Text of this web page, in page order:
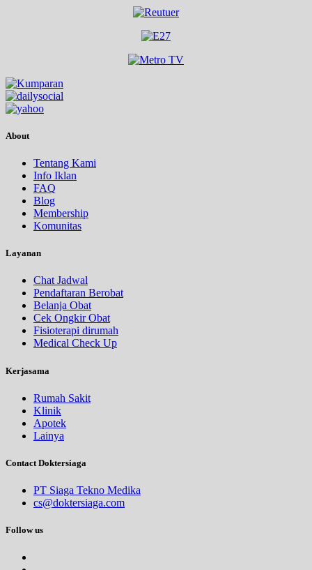
About
Tentang Kami
Info Iklan
FAQ
Blog
Membership
Komunitas
Layanan
Chat Jadwal
Pendaftaran Berobat
Belanja Obat
Cek Ongkir Obat
Fisioterapi dirumah
Medical Check Up
Kerjasama
Rumah Sakit
Klinik
Apotek
Lainya
Contact Doktersiaga
PT Siaga Tekno Medika
cs@doktersiaga.com
Follow us